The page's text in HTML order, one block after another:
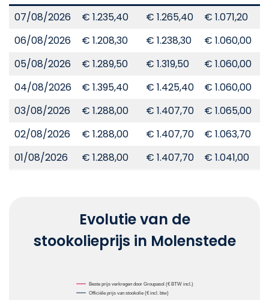
07/08/2026
€ 1.235,40 € 1.265,40 € 1.071,20
06/08/2026
€ 1.208,30 € 1.238,30 € 1.060,00
05/08/2026
€ 1.289,50 € 1.319,50 € 1.060,00
04/08/2026
€ 1.395,40 € 1.425,40 € 1.060,00
03/08/2026
€ 1.288,00 € 1.407,70 € 1.065,00
02/08/2026
€ 1.288,00 € 1.407,70 € 1.063,70
01/08/2026
€ 1.288,00 € 1.407,70 € 1.041,00
Evolutie van de
stookolieprijs in Molenstede
Beste prijs verkregen door Groupasol (€ BTW incl.)
Officiële prijs van stookolie (€ incl. btw)